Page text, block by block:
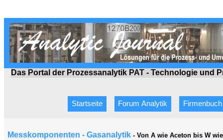
Das Portal der Prozessanalytik PAT - Technologie und
Startseite Forum Analytik Firmenbuch
Messkomponenten - Gasanalytik - Von A wie Aceton bis W